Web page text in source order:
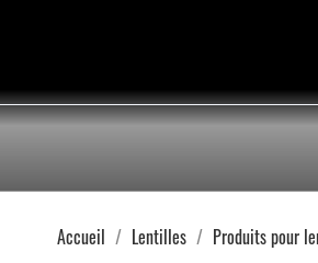
Accueil Lentilles Produits pour